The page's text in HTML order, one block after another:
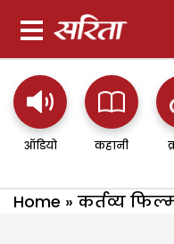
ऑडियो कहानी
Home » कर्तव्य